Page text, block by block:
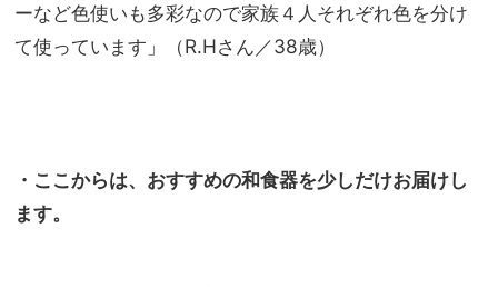
ーなど色使いも多彩なので家族４人それぞれ色を分け
て使っています」（R.Hさん／38歳）
・ここからは、おすすめの和食器を少しだけお届けし
ます。